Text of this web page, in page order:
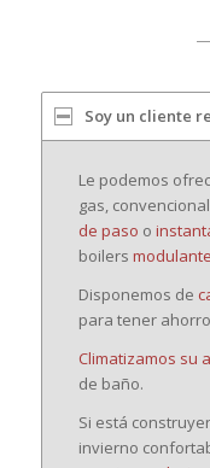
Soy un cliente
Le podemos
gas,
de paso o
boilers
Disponemos de
para tener
Climatizamos su
de baño.
Si está
invierno